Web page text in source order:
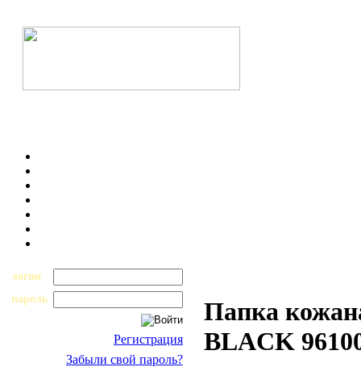
логин
пароль
Регистрация
Забыли свой пароль?
Папка
BLACK